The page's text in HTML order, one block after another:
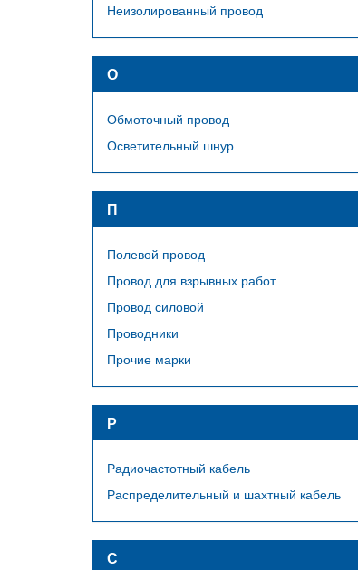
Неизолированный провод
О
Обмоточный провод
Осветительный шнур
П
Полевой провод
Провод для взрывных работ
Провод силовой
Проводники
Прочие марки
Р
Радиочастотный кабель
Распределительный и шахтный кабель
С